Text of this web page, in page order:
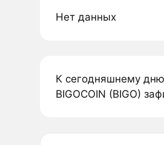
Нет данных
К сегодняшнему дню
BIGOCOIN (BIGO)